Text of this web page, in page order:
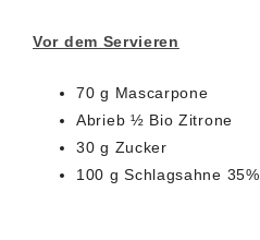
Vor dem Servieren
70 g Mascarpone
Abrieb ½ Bio Zitrone
30 g Zucker
100 g Schlagsahne 35%